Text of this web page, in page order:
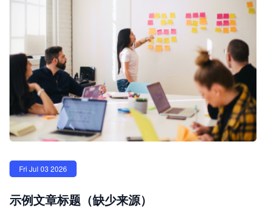
Fri Jul 03 2026
示例文章标题（缺少来源）